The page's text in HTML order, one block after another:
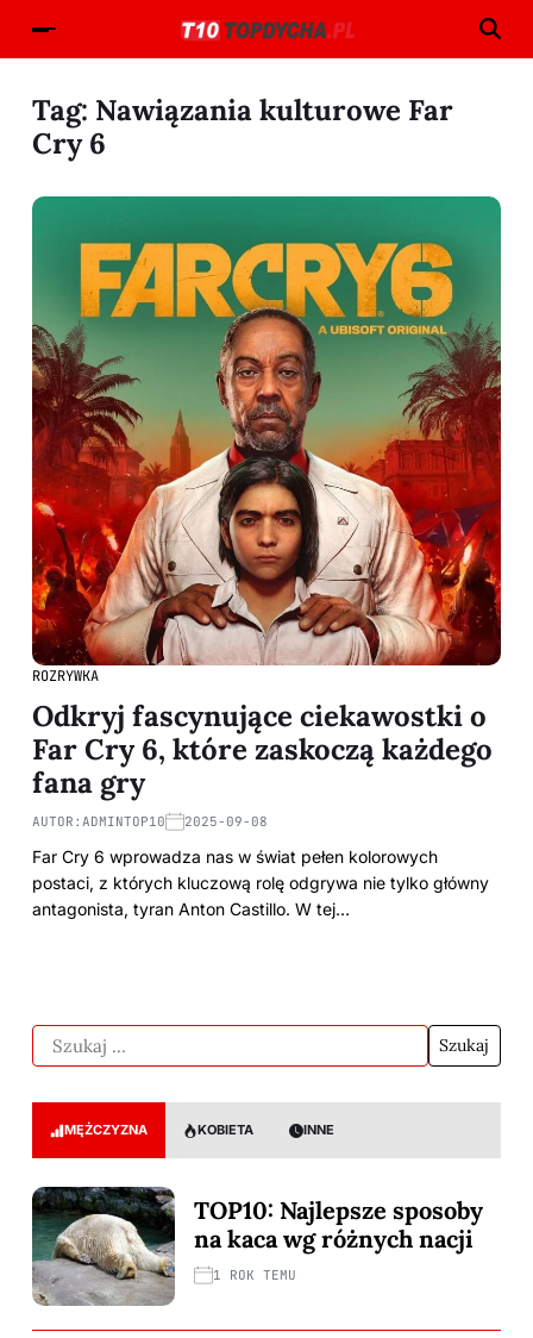
Tag: Nawiązania kulturowe Far
Cry 6
ROZRYWKA
Odkryj fascynujące ciekawostki o
Far Cry 6, które zaskoczą każdego
fana gry
AUTOR: ADMINTOP10 2025-09-08
Far Cry 6 wprowadza nas w świat pełen kolorowych
postaci, z których kluczową rolę odgrywa nie tylko główny
antagonista, tyran Anton Castillo. W tej…
MĘŻCZYZNA KOBIETA INNE
TOP10: Najlepsze sposoby
na kaca wg różnych nacji
1 ROK TEMU